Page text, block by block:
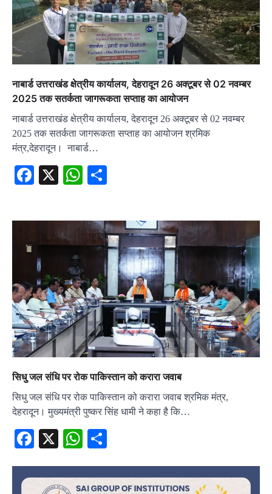
नाबार्ड उत्तराखंड क्षेत्रीय कार्यालय, देहरादून 26 अक्टूबर से 02 नवम्बर
2025 तक सतर्कता जागरूकता सप्ताह का आयोजन
नाबार्ड उत्तराखंड क्षेत्रीय कार्यालय, देहरादून 26 अक्टूबर से 02 नवम्बर
2025 तक सतर्कता जागरूकता सप्ताह का आयोजन श्रमिक
मंत्र,देहरादून। नाबार्ड…
Facebook
X WhatsApp
सिधु जल संधि पर रोक पाकिस्तान को करारा जवाब
सिधु जल संधि पर रोक पाकिस्तान को करारा जवाब श्रमिक मंत्र,
देहरादून। मुख्यमंत्री पुष्कर सिंह धामी ने कहा है कि…
Facebook
X WhatsApp